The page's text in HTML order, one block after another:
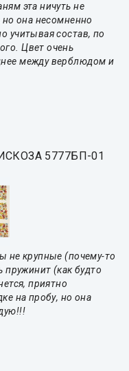
эта ничуть не
но она несомненно
учитывая состав, по
Цвет очень
между верблюдом и
5777БП-01
не крупные (почему-то
пружинит (как будто
приятно
на пробу, но она